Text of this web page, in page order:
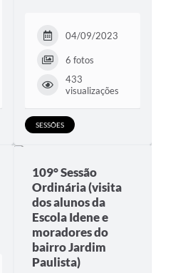
04/09/2023
6 fotos
433
visualizações
SESSÕES
109° Sessão
Ordinária (visita
dos alunos da
Escola Idene e
moradores do
bairro Jardim
Paulista)